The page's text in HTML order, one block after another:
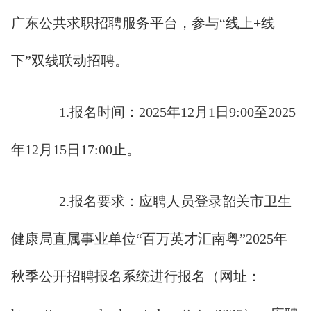
广东公共求职招聘服务平台，参与“线上+线
下”双线联动招聘。
1.报名时间：2025年12月1日9:00至2025
年12月15日17:00止。
2.报名要求：应聘人员登录韶关市卫生
健康局直属事业单位“百万英才汇南粤”2025年
秋季公开招聘报名系统进行报名（网址：